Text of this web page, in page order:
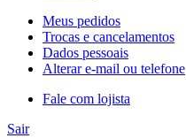
Meus pedidos
Trocas e cancelamentos
Dados pessoais
Alterar e-mail ou telefone
Fale com lojista
Sair